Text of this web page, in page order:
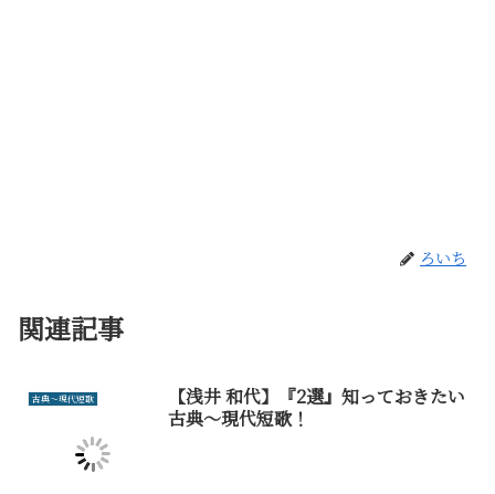
ろいち
関連記事
古典～現代短歌
【浅井 和代】『2選』知っておきたい
古典～現代短歌！